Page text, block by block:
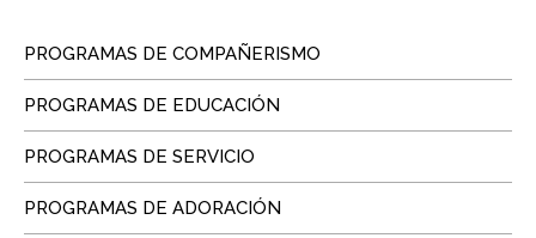
PROGRAMAS DE COMPAÑERISMO
PROGRAMAS DE EDUCACIÓN
PROGRAMAS DE SERVICIO
PROGRAMAS DE ADORACIÓN